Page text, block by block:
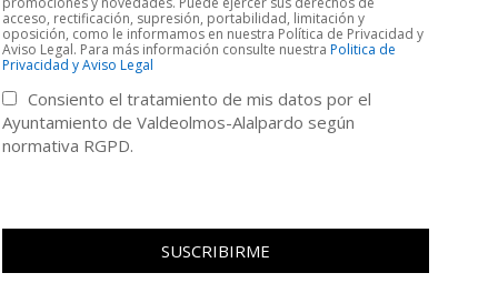
acceso, rectificación, supresión, portabilidad, limitación y
oposición, como le informamos en nuestra Política de Privacidad y
Aviso Legal. Para más información consulte nuestraPolitica de
Privacidad y Aviso Legal
Consiento el tratamiento de mis datos por el
Ayuntamiento de Valdeolmos-Alalpardo según
normativa RGPD.